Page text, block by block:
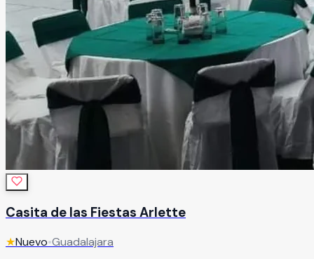
Casita de las Fiestas Arlette
★Nuevo•Guadalajara